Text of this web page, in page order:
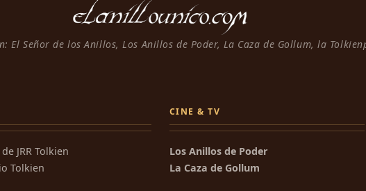
El Señor de los Anillos, Los Anillos de Poder, La Caza de Gollum, la
JRR Tolkien
Tolkien
CINE & TV
Los Anillos de Poder
La Caza de Gollum